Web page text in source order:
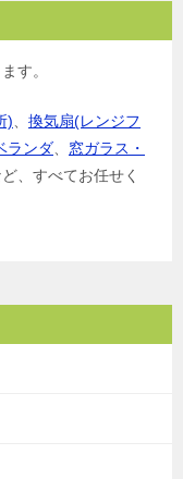
す。
)
換気扇(レンジフ
ランダ
窓ガラス・
、すべてお任せく